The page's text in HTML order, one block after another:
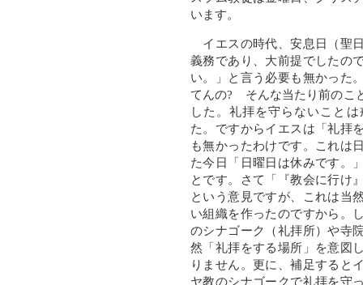
います。
イエスの時代、安息日（聖
義務であり、大前提でしたの
い。」と言う必要も無かった
てんの? そんな当たり前のこ
した。礼拝を守らないこと
た。ですからイエスは「礼拝
も無かったわけです。これは
た今日「日曜日は休みです。
とです。さて「『教会に行け
という意見ですが、これは当
い組織を作ったのですから。
のシナゴーク（礼拝所）や寺
然「礼拝をする場所」を意図
りません。更に、補足すると
ヤ教のシナゴークで礼拝を守